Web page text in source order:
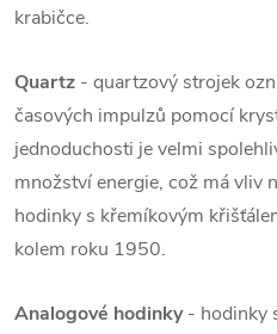
krabičce.
Quartz - quartzový strojek
časových impulzů pomocí
jednoduchosti je velmi
množství energie, což má vliv
hodinky s křemíkovým
kolem roku 1950.
Analogové hodinky- hodinky